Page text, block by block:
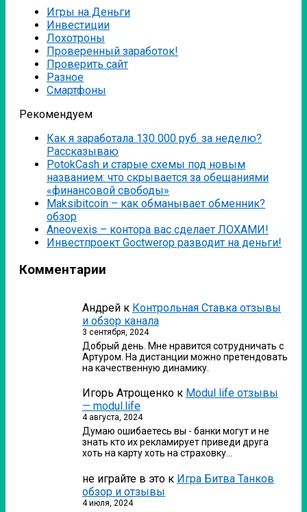
Игры на Деньги
Инвестиции
Лохотроны
Проверенный заработок!
Проверить сайт
Разное
Смартфоны
Рекомендуем
Как я заработала 130 000 руб. за неделю?
Рассказываю
PotokCash и старые схемы под новым
названием: что скрывается за обещаниями
«финансовой свободы»
Мaksibitcoin – как обманывает обменник?
обзор
Аneovexis – контора вас сделает ЛОХАМИ!
Инвестпроект Goctwerop разводит на деньги!
Комментарии
Андрей к Контрольная Ставка отзывы
и обзор канала
3 сентября, 2024
Добрый день. Мне нравится сотрудничать с
Артуром. На дистанции можно претендовать
на качественную динамику.
Игорь Атрощенко к Modul life отзывы
— modul.life
4 августа, 2024
Думаю ошибаетесь вы - банки могут и не
знать кто их рекламирует приведи друга
хоть на карту хоть на страховку…
не играйте в это к Игра Битва Танков
обзор и отзывы
4 июля, 2024